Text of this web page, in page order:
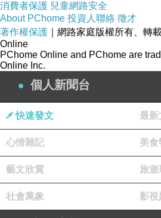
艾灸
艾草是純陽之物，堅持艾灸能夠給身體
各種陽虛癥狀。很多穴位艾灸的時候我
假，這是因為加了生姜其辛溫之氣可
果就非常好。艾灸的時候會感覺身體暖
舒服，在壹年四季都可以用這個方法來
現，會發現身體變得越來越好。
具體方法是：買 壹個3年
消費者保護 兒童網路安全
About PChome 投資人聯絡 徵才
著作權保護 ｜網路家庭版權所有、轉
Online
PChome Online and PChome are
Online Inc.
個人新聞台
快速發文 最新
心情雜記 美食
藝文欣賞 旅遊
社會萬象 影視